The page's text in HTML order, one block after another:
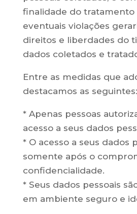
finalidade do tratamento
eventuais violações
direitos e liberdades do
dados coletados e
Entre as medidas que
destacamos as seguintes:
* Apenas pessoas
acesso a seus dados
* O acesso a seus dados
somente após o
confidencialidade.
* Seus dados pessoais
em ambiente seguro e